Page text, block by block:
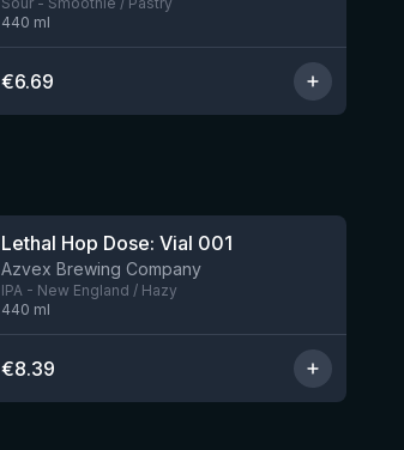
440 ml
€6.69
Lethal Hop Dose: Vial 001
Azvex Brewing Company
IPA - New England / Hazy
440 ml
€8.39